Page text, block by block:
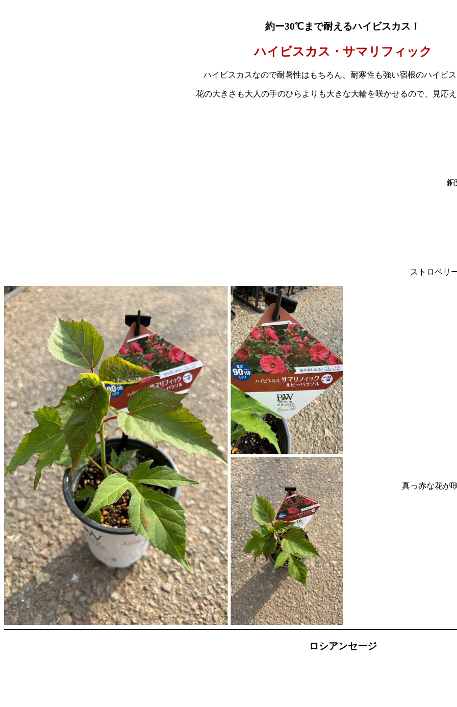
約ー30℃まで耐えるハイビスカス ！
ハイビスカス・サマリフィック
ハイビスカスなので耐暑性はもちろん、耐寒性も強い宿根のハイビ
花の大きさも大人の手のひらよりも大きな大輪を咲かせるので、見応
銅
ストロベリ
真っ赤な花が
ロシアンセージ